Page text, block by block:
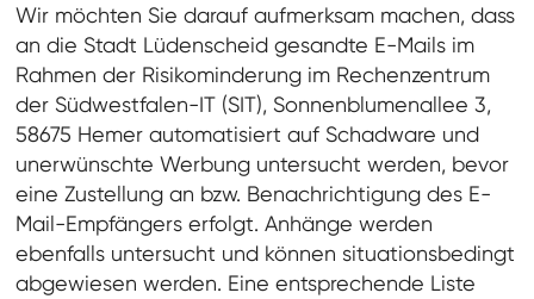
Wir möchten Sie darauf aufmerksam machen, dass
an die Stadt Lüdenscheid gesandte E-Mails im
Rahmen der Risikominderung im Rechenzentrum
der Südwestfalen-IT (SIT), Sonnenblumenallee 3,
58675 Hemer automatisiert auf Schadware und
unerwünschte Werbung untersucht werden, bevor
eine Zustellung an bzw. Benachrichtigung des E-
Mail-Empfängers erfolgt. Anhänge werden
ebenfalls untersucht und können situationsbedingt
abgewiesen werden. Eine entsprechende Liste